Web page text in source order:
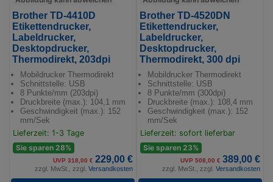
Brother TD-4410D
Etikettendrucker,
Labeldrucker,
Desktopdrucker,
Thermodirekt, 203dpi
Mobildrucker Thermodirekt
Schnittstelle: USB
8 Punkte/mm (203dpi)
Druckbreite (max.): 104,1 mm
Geschwindigkeit (max.): 152
mm/Sek
Lieferzeit: 1-3 Tage
Sie sparen 28%
UVP 318,00 € 229,00 €
zzgl. MwSt., zzgl. Versandkosten
Brother TD-4520DN
Etikettendrucker,
Labeldrucker,
Desktopdrucker,
Thermodirekt, 300 dpi
Mobildrucker Thermodirekt
Schnittstelle: USB
8 Punkte/mm (300dpi)
Druckbreite (max.): 108,4 mm
Geschwindigkeit (max.): 152
mm/Sek
Lieferzeit: sofort lieferbar
Sie sparen 23%
UVP 508,00 € 389,00 €
zzgl. MwSt., zzgl. Versandkosten